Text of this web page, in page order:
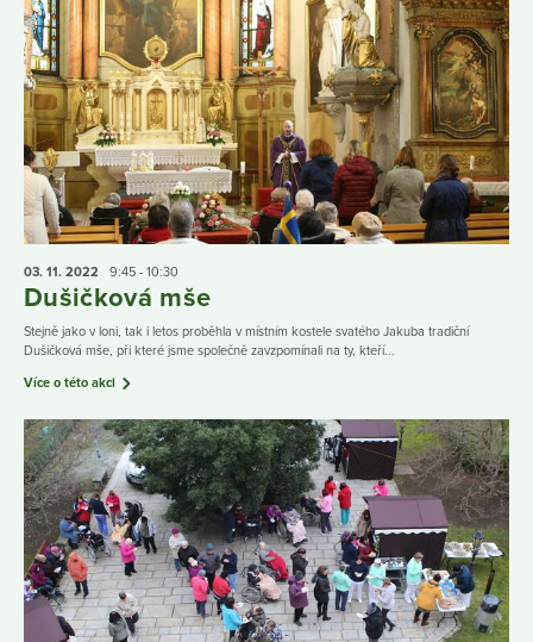
03. 11. 2022 9:45 - 10:30
Dušičková mše
Stejně jako v loni, tak i letos proběhla v místním kostele svatého Jakuba tradiční
Dušičková mše, při které jsme společně zavzpomínali na ty, kteří...
Více o této akci